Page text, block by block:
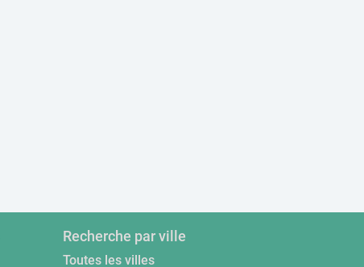
Recherche par ville
Toutes les villes